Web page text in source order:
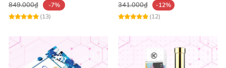
849.000₫
-7%
(13)
341.000₫
-12%
(12)